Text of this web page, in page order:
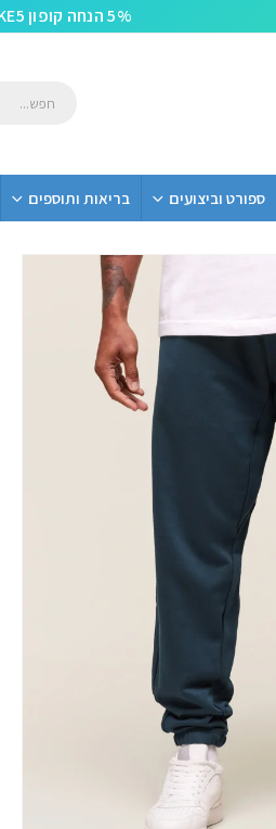
5% הנחה קופון TAKE5 בקניית 2 מוצרים. משלוח חינם מעל 279 שח!
ספורט וביצועים בריאות ותוספים